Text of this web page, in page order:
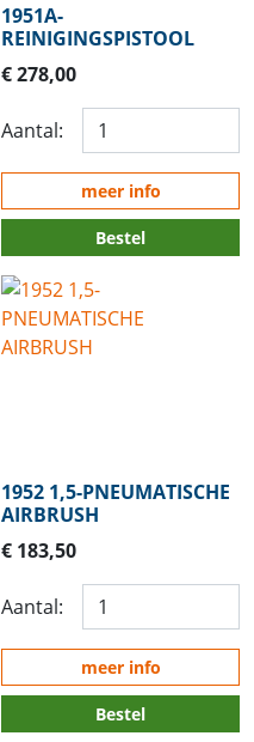
1951A-
REINIGINGSPISTOOL
€ 278,00
Aantal:
meer info
Bestel
1952 1,5-PNEUMATISCHE
AIRBRUSH
€ 183,50
Aantal:
meer info
Bestel